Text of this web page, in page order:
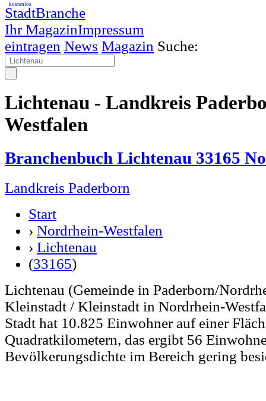
StadtBranche
Ihr MagazinImpressum
kostenlos
eintragen News Magazin Suche:
Lichtenau - Landkreis
Westfalen
Branchenbuch Lichtenau 33165
Landkreis Paderborn
Start
› Nordrhein-Westfalen
› Lichtenau
(33165)
Lichtenau (Gemeinde in Paderborn/
Kleinstadt / Kleinstadt in Nordrhein-
Stadt hat 10.825 Einwohner auf einer
Quadratkilometern, das ergibt 56
Bevölkerungsdichte im Bereich gering